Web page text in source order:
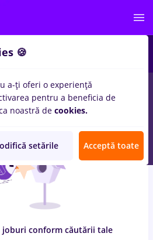
insolventainCluj-Napoca
/ Sanatate
joburi conform căutării tale
🍪
a-ți oferi o experiență
pentru a beneficia de
noastră de cookies.
setările Acceptă toate